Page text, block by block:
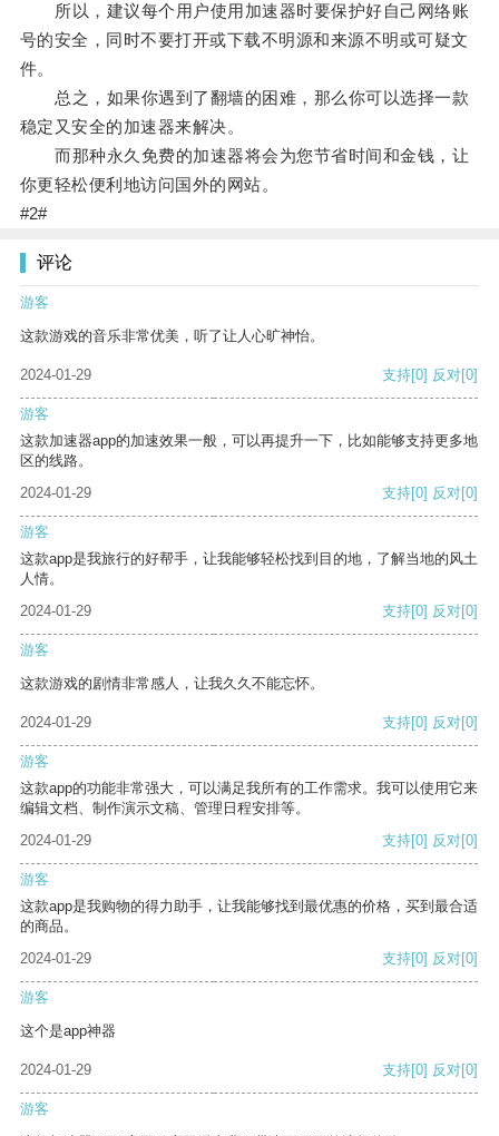
所以，建议每个用户使用加速器时要保护好自己网络账
号的安全，同时不要打开或下载不明源和来源不明或可疑文
件。
总之，如果你遇到了翻墙的困难，那么你可以选择一款
稳定又安全的加速器来解决。
而那种永久免费的加速器将会为您节省时间和金钱，让
你更轻松便利地访问国外的网站。
#2#
评论
游客
这款游戏的音乐非常优美，听了让人心旷神怡。
2024-01-29 支持[0] 反对[0]
游客
这款加速器app的加速效果一般，可以再提升一下，比如能够支持更多地
区的线路。
2024-01-29
支持[0] 反对[0]
游客
这款app是我旅行的好帮手，让我能够轻松找到目的地，了解当地的风土
人情。
2024-01-29
支持[0] 反对[0]
游客
这款游戏的剧情非常感人，让我久久不能忘怀。
2024-01-29 支持[0] 反对[0]
游客
这款app的功能非常强大，可以满足我所有的工作需求。我可以使用它来
编辑文档、制作演示文稿、管理日程安排等。
2024-01-29
支持[0] 反对[0]
游客
这款app是我购物的得力助手，让我能够找到最优惠的价格，买到最合适
的商品。
2024-01-29
支持[0] 反对[0]
游客
这个是app神器
2024-01-29 支持[0] 反对[0]
游客